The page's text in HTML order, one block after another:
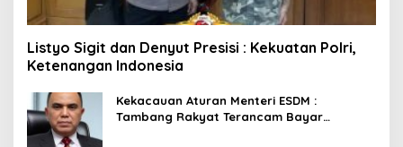
Listyo Sigit dan Denyut Presisi : Kekuatan Polri,
Ketenangan Indonesia
Kekacauan Aturan Menteri ESDM :
Tambang Rakyat Terancam Bayar